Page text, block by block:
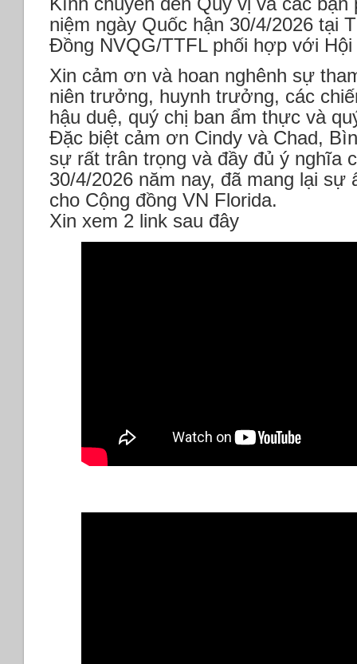
niệm ngày Quốc hận 30/4/2026 tại
Đồng NVQG/TTFL phối hợp với
Xin cảm ơn và hoan nghênh sự
niên trưởng, huynh trưởng, các
hậu duệ, quý chị ban ẩm thực và
Đặc biệt cảm ơn Cindy và Chad,
sự rất trân trọng và đầy đủ ý nghĩa
30/4/2026 năm nay, đã mang lại sự
cho Cộng đồng VN Florida.
Xin xem 2 link sau đây